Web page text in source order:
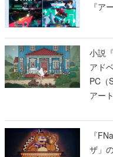
『ア
小説
アド
PC（
アー
『
ザ」